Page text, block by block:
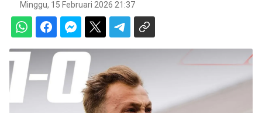
Minggu, 15 Februari 2026 21:37